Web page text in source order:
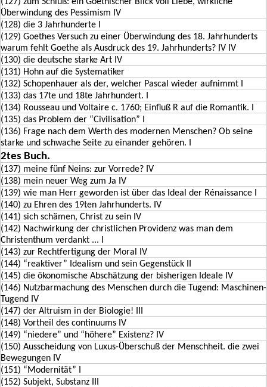
Überwindung des Pessimism IV
(128) die 3 Jahrhunderte I
(129) Goethes Versuch zu einer Überwindung des 18. Jahrhunderts
warum fehlt Goethe als Ausdruck des 19. Jahrhunderts? IV IV
(130) die deutsche starke Art IV
(131) Hohn auf die Systematiker
(132) Schopenhauer als der, welcher Pascal wieder aufnimmt I
(133) das 17te und 18te Jahrhundert. I
(134) Rousseau und Voltaire c. 1760; Einfluß R auf die Romantik. I
(135) das Problem der “Civilisation” I
(136) Frage nach dem Werth des modernen Menschen? Ob seine
starke und schwache Seite zu einander gehören. I
2tes Buch.
(137) meine fünf Neins: zur Vorrede? IV
(138) mein neuer Weg zum Ja IV
(139) wie man Herr geworden ist über das Ideal der Rénaissance I
(140) zu Ehren des 19ten Jahrhunderts. IV
(141) sich schämen, Christ zu sein IV
(142) Nachwirkung der christlichen Providenz was man dem
Christenthum verdankt ... I
(143) zur Rechtfertigung der Moral IV
(144) “reaktiver” Idealism und sein Gegenstück II
(145) die ökonomische Abschätzung der bisherigen Ideale IV
(146) Nutzbarmachung des Menschen durch die Tugend: Maschinen-
Tugend IV
(147) der Altruism in der Biologie! III
(148) Vortheil des continuums IV
(149) “niedere” und “höhere” Existenz? IV
(150) Ausscheidung von Luxus-Überschuß der Menschheit. die zwei
Bewegungen IV
(151) “Modernität” I
(152) Subjekt, Substanz III